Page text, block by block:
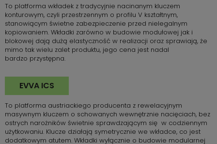
To platforma wkładek z tradycyjnie nacinanym kluczem
konturowym, czyli przestrzennym o profilu V kształtnym,
stanowiącym świetne zabezpieczenie przed nielegalnym
kopiowaniem. Wkładki zarówno w budowie modułowej jak i
blokowej dają dużą elastyczność w realizacji oraz sprawiają, że
mimo tak wielu zalet produktu, jego cena jest nadal
bardzo przystępna.
EVVA ICS
To platforma austriackiego producenta z rewelacyjnym
masywnym kluczem o schowanych wewnętrznie nacięciach, bez
ostrych narożników świetnie sprawdzającym się w codziennym
użytkowaniu. Klucze działają symetrycznie we wkładce, co jest
dodatkowym atutem. Wkładki wyłącznie o budowie modularnej